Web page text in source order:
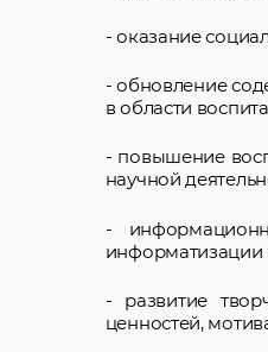
- оказание
- обновление
в области
- повышение
научной
-
информатизации
- развитие
ценностей,